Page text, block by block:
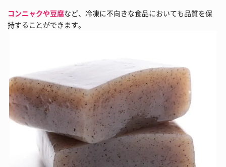
コンニャクや豆腐など、冷凍に不向きな食品においても品質を保
持することができます。